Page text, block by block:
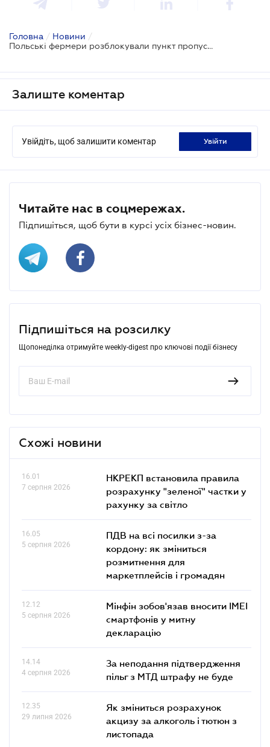
Головна / Новини /
Польські фермери розблокували пункт пропуску "Медика – Шегині"
Залиште коментар
Увійдіть, щоб залишити коментар увійти
Читайте нас в соцмережах.
Підпишіться, щоб бути в курсі усіх бізнес-новин.
Підпишіться на розсилку
Щопонеділка отримуйте weekly-digest про ключові події бізнесу
Схожі новини
16.01
7 серпня 2026
НКРЕКП встановила правила
розрахунку "зеленої" частки у
рахунку за світло
16.05
5 серпня 2026
ПДВ на всі посилки з-за
кордону: як зміниться
розмитнення для
маркетплейсів і громадян
12.12
5 серпня 2026
Мінфін зобов'язав вносити IMEI
смартфонів у митну
декларацію
14.14
4 серпня 2026
За неподання підтвердження
пільг з МТД штрафу не буде
12.35
29 липня 2026
Як зміниться розрахунок
акцизу за алкоголь і тютюн з
листопада